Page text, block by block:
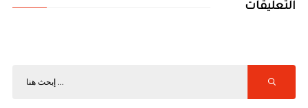
التعليقات